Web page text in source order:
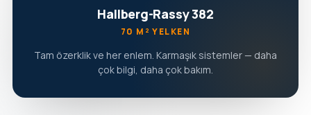
Hallberg-Rassy 382
70 M² YELKEN
Tam özerklik ve her enlem. Karmaşık sistemler — daha
çok bilgi, daha çok bakım.